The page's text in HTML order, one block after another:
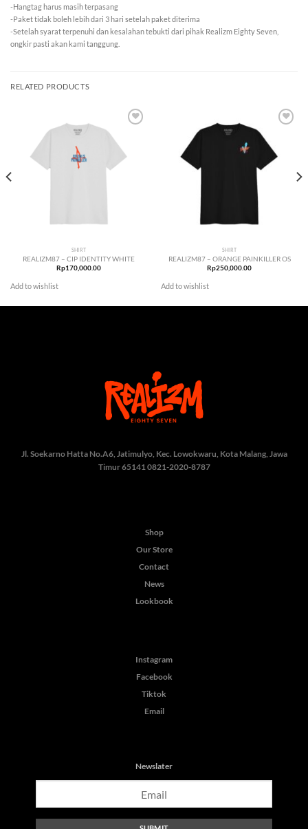
-Hangtag harus masih terpasang
-Paket tidak boleh lebih dari 3 hari setelah paket diterima
-Setelah syarat terpenuhi dan kesalahan tebukti dari pihak Realizm Eighty Seven,
ongkir pasti akan kami tanggung.
RELATED PRODUCTS
SHIRT
REALIZM87 – CIP IDENTITY WHITE
Rp170,000.00
Add to wishlist
SHIRT
REALIZM87 – ORANGE PAINKILLER OS
Rp250,000.00
Add to wishlist
Jl. Soekarno Hatta No.A6, Jatimulyo, Kec. Lowokwaru, Kota Malang, Jawa
Timur 651410821-2020-8787
Shop
Our Store
Contact
News
Lookbook
Instagram
Facebook
Tiktok
Email
Newslater